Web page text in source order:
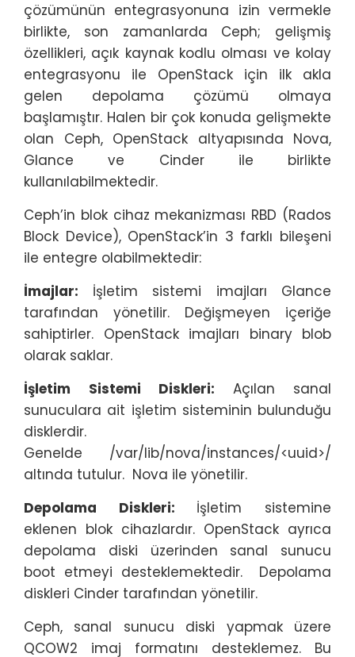
çözümünün entegrasyonuna izin vermekle
birlikte, son zamanlarda Ceph; gelişmiş
özellikleri, açık kaynak kodlu olması ve kolay
entegrasyonu ile OpenStack için ilk akla
gelen depolama çözümü olmaya
başlamıştır. Halen bir çok konuda gelişmekte
olan Ceph, OpenStack altyapısında Nova,
Glance ve Cinder ile birlikte
kullanılabilmektedir.
Ceph’in blok cihaz mekanizması RBD (Rados
Block Device), OpenStack’in 3 farklı bileşeni
ile entegre olabilmektedir:
İmajlar: İşletim sistemi imajları Glance
tarafından yönetilir. Değişmeyen içeriğe
sahiptirler. OpenStack imajları binary blob
olarak saklar.
İşletim Sistemi Diskleri: Açılan sanal
sunuculara ait işletim sisteminin bulunduğu
disklerdir.
Genelde /var/lib/nova/instances/<uuid>/
altında tutulur. Nova ile yönetilir.
Depolama Diskleri: İşletim sistemine
eklenen blok cihazlardır. OpenStack ayrıca
depolama diski üzerinden sanal sunucu
boot etmeyi desteklemektedir. Depolama
diskleri Cinder tarafından yönetilir.
Ceph, sanal sunucu diski yapmak üzere
QCOW2 imaj formatını desteklemez. Bu